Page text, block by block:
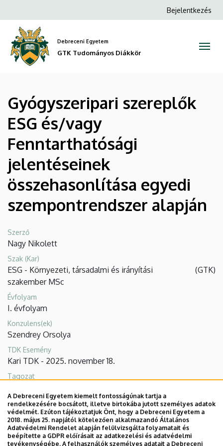
szereplők
ESG
és/vagy
Fenntarthatósági
jelentéseinek
összehasonlítása
egyedi
szempontrendszer
alapján
GTK
Tudományos
Diákkör
a
tartalomra
Anonim
Bejelentkezés
Debreceni Egyetem
GTK Tudományos Diákkör
Gyógyszeripari szereplők
ESG és/vagy
Fenntarthatósági
jelentéseinek
összehasonlítása egyedi
szempontrendszer alapján
Szerző
Nagy Nikolett
Szak (Kar)
ESG - Környezeti, társadalmi és irányítási
szakember MSc
(GTK)
Évfolyam
I. évfolyam
Konzulens(ek)
Szendrey Orsolya
TDK Esemény
Kari TDK - 2025. november 18.
Tagozat
A Debreceni Egyetem kiemelt fontosságúnak tartja a
rendelkezésére bocsátott, illetve birtokába jutott személyes adatok
védelmét. Ezúton tájékoztatjuk Önt, hogy a Debreceni Egyetem a
2018. május 25. napjától kötelezően alkalmazandó Általános
Adatvédelmi Rendelet alapján felülvizsgálta folyamatait és
beépítette a GDPR előírásait az adatkezelési és adatvédelmi
tevékenységébe. A felhasználók személyes adatait a Debreceni